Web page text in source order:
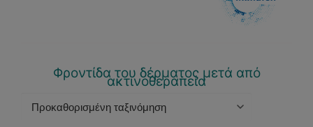
Φροντίδα του δέρματος μετά από
ακτινοθεραπεία